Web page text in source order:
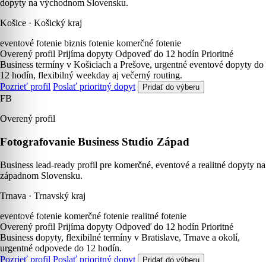
dopyty na východnom Slovensku.
Košice · Košický kraj
eventové fotenie biznis fotenie komerčné fotenie
Overený profil Prijíma dopyty Odpoveď do 12 hodín Prioritné
Business termíny v Košiciach a Prešove, urgentné eventové dopyty do
12 hodín, flexibilný weekday aj večerný routing.
Pozrieť profil Poslať prioritný dopyt Pridať do výberu
FB
Overený profil
Fotografovanie Business Studio Západ
Business lead-ready profil pre komerčné, eventové a realitné dopyty na
západnom Slovensku.
Trnava · Trnavský kraj
eventové fotenie komerčné fotenie realitné fotenie
Overený profil Prijíma dopyty Odpoveď do 12 hodín Prioritné
Business dopyty, flexibilné termíny v Bratislave, Trnave a okolí,
urgentné odpovede do 12 hodín.
Pozrieť profil Poslať prioritný dopyt Pridať do výberu